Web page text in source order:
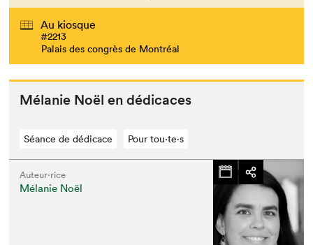
Au kiosque
#2213
Palais des congrès de Montréal
Mélanie Noël en dédicaces
Séance de dédicace Pour tou⋅te⋅s
Auteur·rice
Mélanie Noël